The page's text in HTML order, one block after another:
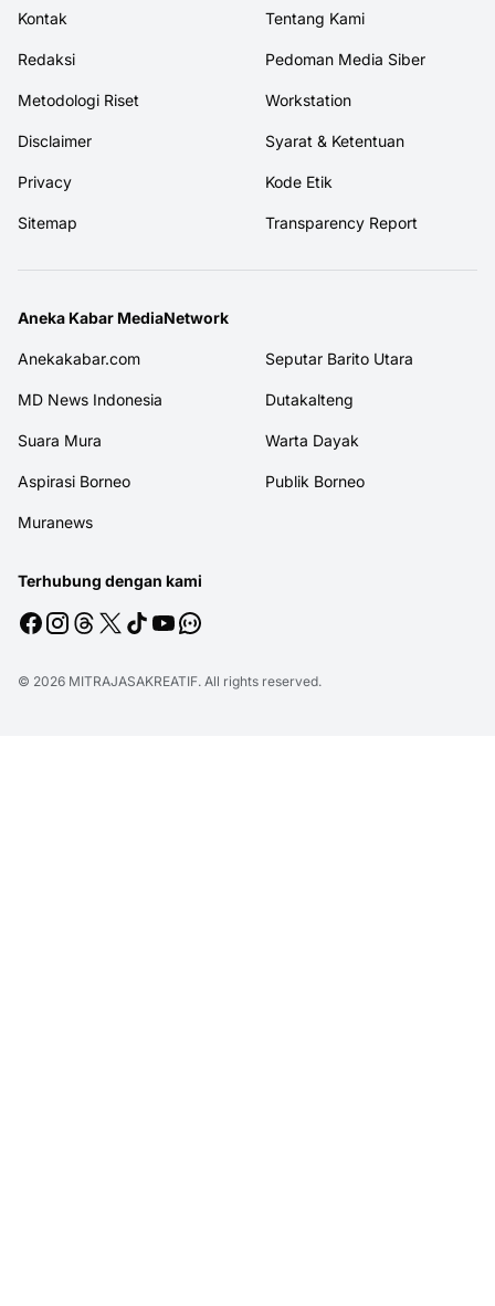
Kontak Tentang Kami
Redaksi Pedoman Media Siber
Metodologi Riset Workstation
Disclaimer Syarat & Ketentuan
Privacy Kode Etik
Sitemap Transparency Report
Aneka Kabar MediaNetwork
Anekakabar.com Seputar Barito Utara
MD News Indonesia Dutakalteng
Suara Mura Warta Dayak
Aspirasi Borneo Publik Borneo
Muranews
Terhubung dengan kami
© 2026 MITRAJASAKREATIF. All rights reserved.